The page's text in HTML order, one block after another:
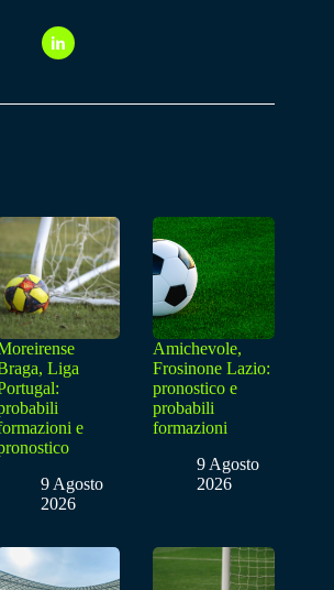
Liga
e
9 Agosto
2026
Amichevole,
Frosinone Lazio:
pronostico e
probabili
formazioni
9 Agosto
2026